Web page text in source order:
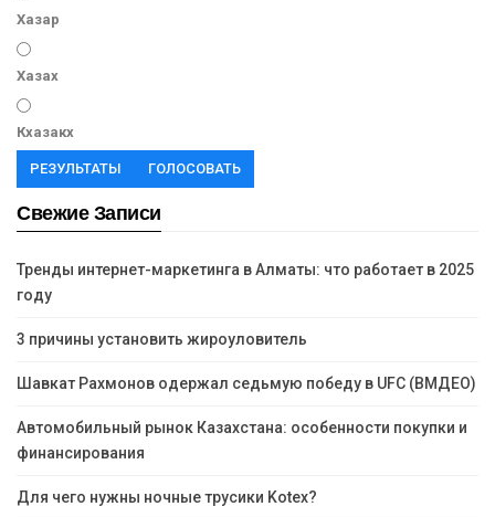
Хазар
Хазах
Кхазакх
РЕЗУЛЬТАТЫ ГОЛОСОВАТЬ
Свежие Записи
Тренды интернет-маркетинга в Алматы: что работает в 2025
году
3 причины установить жироуловитель
Шавкат Рахмонов одержал седьмую победу в UFC (ВМДЕО)
Автомобильный рынок Казахстана: особенности покупки и
финансирования
Для чего нужны ночные трусики Kotex?